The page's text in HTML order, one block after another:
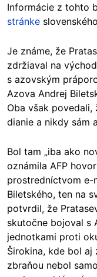
Informácie z tohto
stránke
Je známe, že
zdržiaval na
s azovským
Azova Andrej
Oba však povedali,
dianie a nikdy sám
Bol tam „iba ako
oznámila AFP
prostredníctvom e-
Biletského, ten na
potvrdil, že
skutočne bojoval s
jednotkami proti
Širokina, kde bol aj
zbraňou nebol